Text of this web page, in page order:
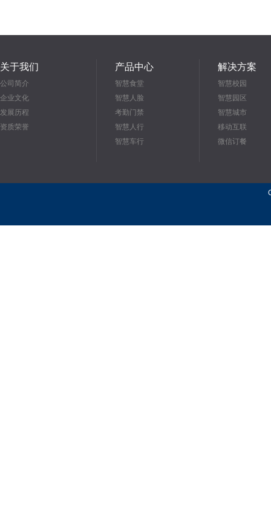
关于我们
公司简介
企业文化
发展历程
资质荣誉
产品中心
智慧食堂
智慧人脸
考勤门禁
智慧人行
智慧车行
解决方案
智慧校园
智慧园区
智慧城市
移动互联
微信订餐